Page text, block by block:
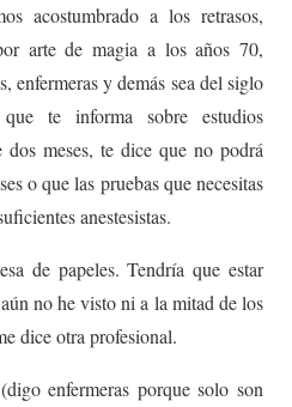
acostumbrado a los retrasos,
arte de magia a los años 70,
enfermeras y demás sea del siglo
te informa sobre estudios
dos meses, te dice que no podrá
o que las pruebas que necesitas
anestesistas.
de papeles. Tendría que estar
no he visto ni a la mitad de los
dice otra profesional.
enfermeras porque solo son